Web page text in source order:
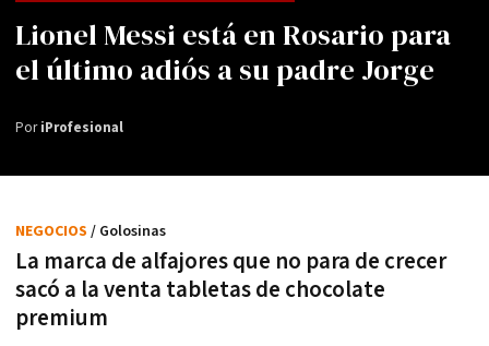
Lionel Messi está en Rosario para
el último adiós a su padre Jorge
PoriProfesional
La marca de alfajores que no para de crecer
sacó a la venta tabletas de chocolate
premium
NEGOCIOS / Golosinas